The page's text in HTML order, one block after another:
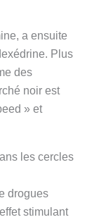
a ensuite
Plus
des
noir est
» et
les cercles
drogues
stimulant